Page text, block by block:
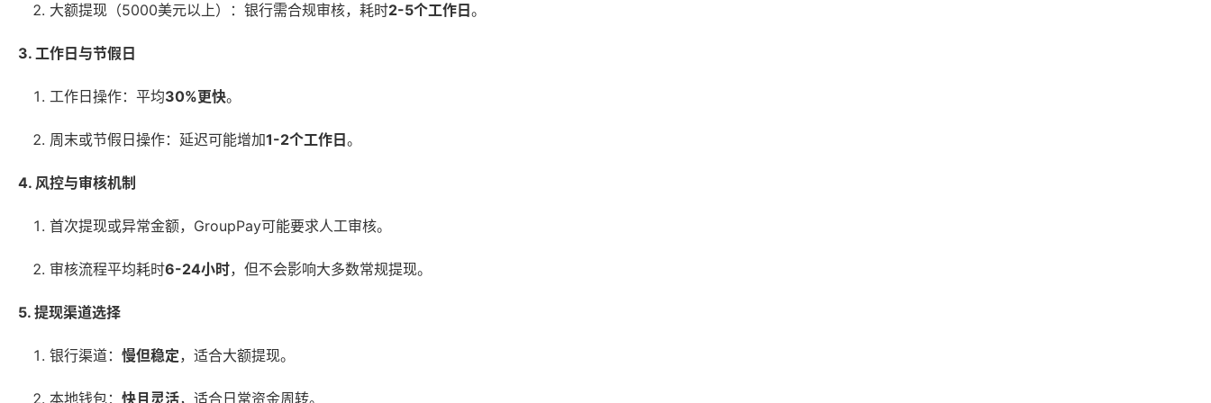
大额提现（5000美元以上）：银行需合规审核，耗时2-5个工作日。
3. 工作日与节假日
工作日操作：平均30%更快。
周末或节假日操作：延迟可能增加1-2个工作日。
4. 风控与审核机制
首次提现或异常金额，GroupPay可能要求人工审核。
审核流程平均耗时6-24小时，但不会影响大多数常规提现。
5. 提现渠道选择
银行渠道： 慢但稳定，适合大额提现。
本地钱包： 快且灵活，适合日常资金周转。